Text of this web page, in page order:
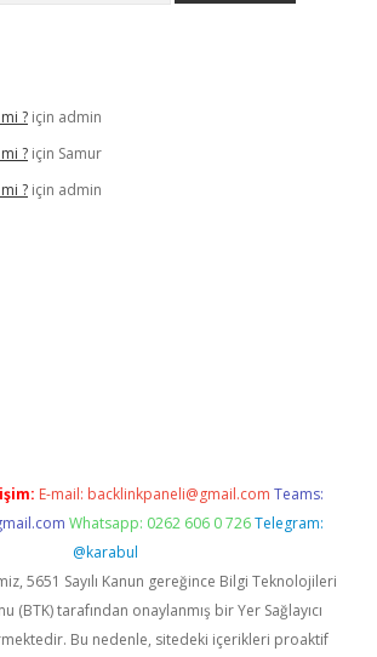
? için admin
? için Samur
? için admin
E-mail: backlinkpaneli@gmail.com Teams:
Whatsapp: 0262 606 0 726 Telegram:
@karabul
5651 Sayılı Kanun gereğince Bilgi Teknolojileri
(BTK) tarafından onaylanmış bir Yer Sağlayıcı
Bu nedenle, sitedeki içerikleri proaktif